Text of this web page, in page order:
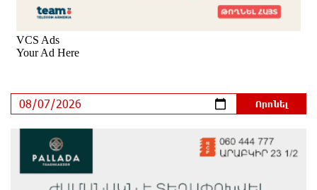
Օգոստոսի 7-ին ժամանակավորապես կդադարեցվի
մի շարք հասցեների էլեկտրամատակարարում
Վինիսիուսը նոր պայմանագիր է կնքել «Ռեալի»
Սպասվում է քամու ուժգնացում, ամպրոպ․